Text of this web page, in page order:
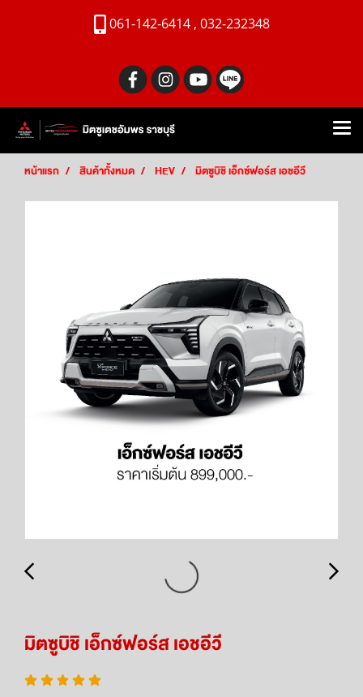
061-142-6414 , 032-232348
หน้าแรก สินค้าทั้งหมด HEV มิตซูบิชิ เอ็กซ์ฟอร์ส เอชอีวี
มิตซูบิชิ เอ็กซ์ฟอร์ส เอชอีวี